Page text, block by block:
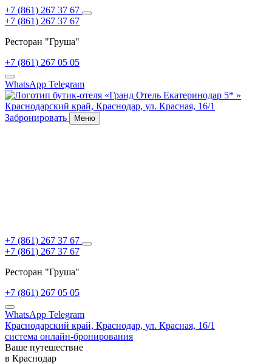
+7 (861) 267 37 67
+7 (861) 267 37 67
Ресторан "Груша"
+7 (861) 267 05 05
WhatsApp Telegram
Краснодарский край, Краснодар, ул. Красная, 16/1
Забронировать
Меню
+7 (861) 267 37 67
+7 (861) 267 37 67
Ресторан "Груша"
+7 (861) 267 05 05
WhatsApp Telegram
Краснодарский край, Краснодар, ул. Красная, 16/1
система онлайн-бронирования
Ваше путешествие
в Краснодар